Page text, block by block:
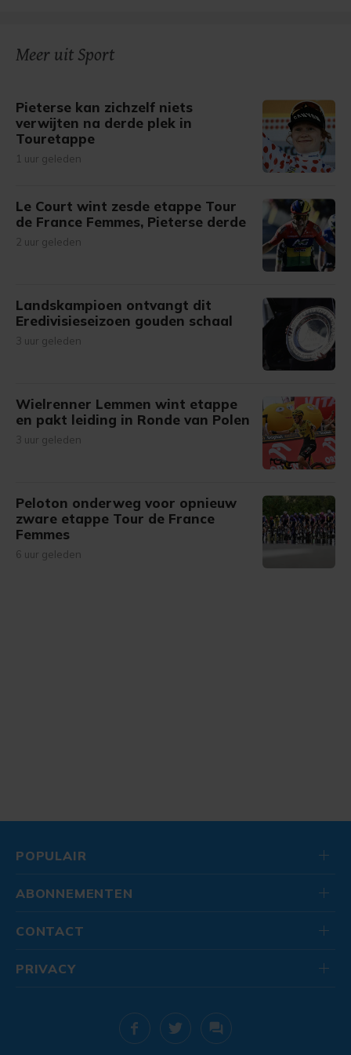
Meer uit Sport
Pieterse kan zichzelf niets
verwijten na derde plek in
Touretappe
1 uur geleden
Le Court wint zesde etappe Tour
de France Femmes, Pieterse derde
2 uur geleden
Landskampioen ontvangt dit
Eredivisieseizoen gouden schaal
3 uur geleden
Wielrenner Lemmen wint etappe
en pakt leiding in Ronde van Polen
3 uur geleden
Peloton onderweg voor opnieuw
zware etappe Tour de France
Femmes
6 uur geleden
POPULAIR
ABONNEMENTEN
CONTACT
PRIVACY